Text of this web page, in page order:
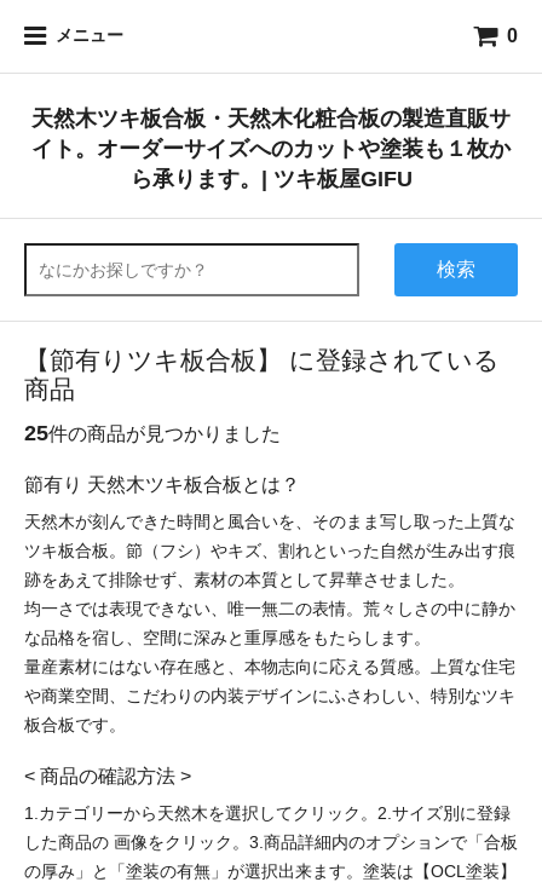
メニュー 0
天然木ツキ板合板・天然木化粧合板の製造直販サ
イト。オーダーサイズへのカットや塗装も１枚か
ら承ります。| ツキ板屋GIFU
検索
【節有りツキ板合板】 に登録されている
商品
25件の商品が見つかりました
節有り 天然木ツキ板合板とは？
天然木が刻んできた時間と風合いを、そのまま写し取った上質な
ツキ板合板。節（フシ）やキズ、割れといった自然が生み出す痕
跡をあえて排除せず、素材の本質として昇華させました。
均一さでは表現できない、唯一無二の表情。荒々しさの中に静か
な品格を宿し、空間に深みと重厚感をもたらします。
量産素材にはない存在感と、本物志向に応える質感。上質な住宅
や商業空間、こだわりの内装デザインにふさわしい、特別なツキ
板合板です。
< 商品の確認方法 >
1.カテゴリーから天然木を選択してクリック。2.サイズ別に登録
した商品の 画像をクリック。3.商品詳細内のオプションで「合板
の厚み」と「塗装の有無」が選択出来ます。塗装は【OCL塗装】